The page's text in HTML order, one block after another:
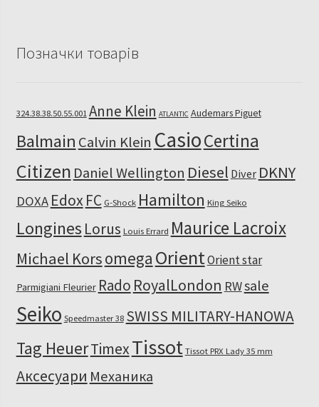
Позначки товарів
324.38.38.50.55.001 Anne Klein ATLANTIC Audemars Piguet
Balmain Calvin Klein CasioCertina
Citizen Daniel Wellington Diesel Diver DKNY
DOXA Edox FC G-Shock Hamilton King Seiko
Longines Lorus Louis Errard Maurice Lacroix
Michael Korsomega OrientOrient star
Parmigiani Fleurier Rado RoyalLondon RWsale
Seiko Speedmaster 38 SWISS MILITARY-HANOWA
Tag HeuerTimexTissot Tissot PRX Lady 35 mm
Аксесуари Механика